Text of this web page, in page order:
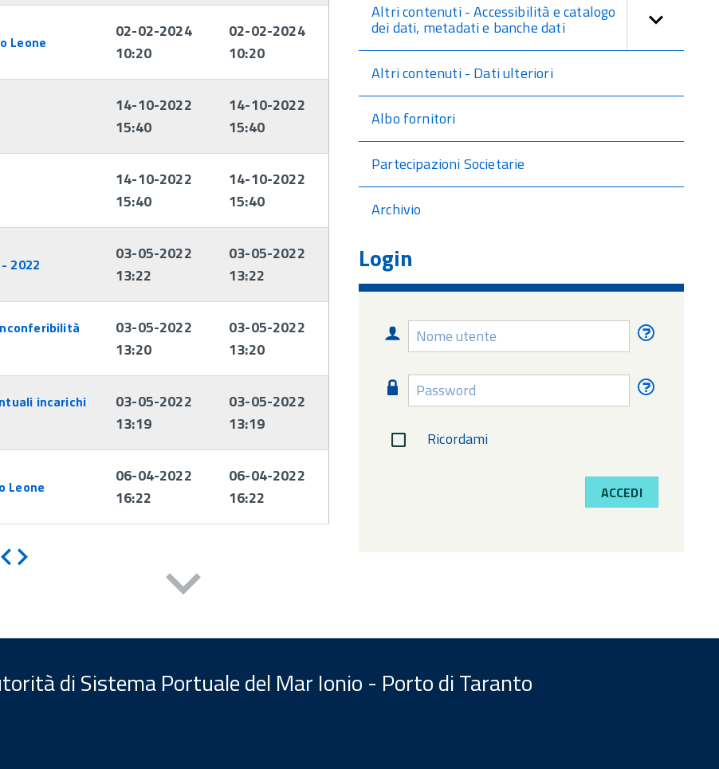
Leone
02-02-2024
10:20
02-02-2024
10:20
14-10-2022
15:40
14-10-2022
15:40
14-10-2022
15:40
14-10-2022
15:40
2022
03-05-2022
13:22
03-05-2022
13:22
03-05-2022
13:20
03-05-2022
13:20
incarichi
03-05-2022
13:19
03-05-2022
13:19
Leone
06-04-2022
16:22
06-04-2022
16:22
Indietro
Altri contenuti - Accessibilità e catalogo
dei dati, metadati e banche dati
Altri contenuti - Dati ulteriori
Albo fornitori
Partecipazioni Societarie
Archivio
Login
Nome
utente
Nome
utente
Password
Password
Ricordami
ACCEDI
di Sistema Portuale del Mar Ionio - Porto di Taranto